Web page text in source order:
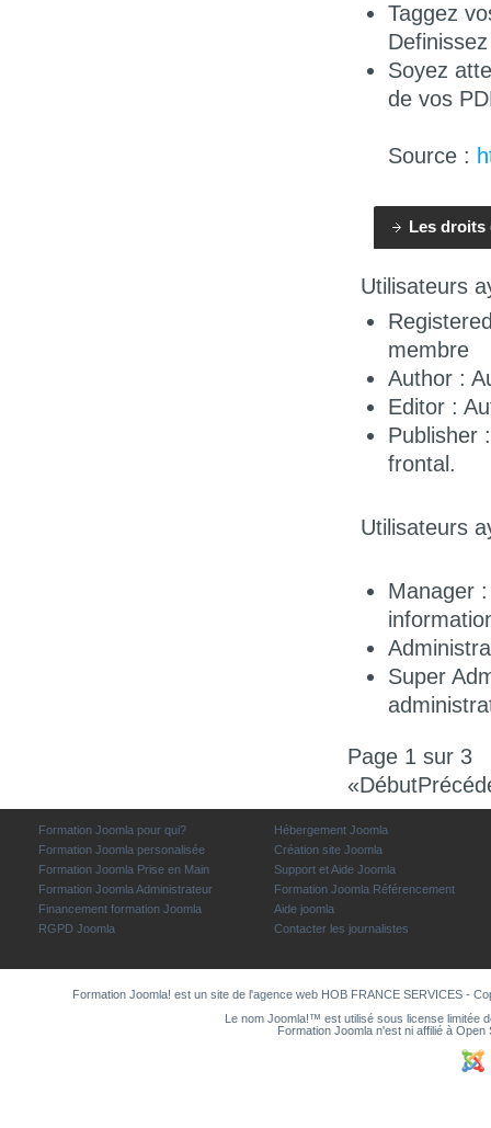
Taggez
Soyez
de vos
Source :
Les droits
Utilisateurs
membre
Author :
Editor :
Publisher
frontal.
Utilisateurs
Manager
Super
Page 1 sur 3
«Début
Formation Joomla pour qui?
Formation Joomla personalisée
Formation Joomla Prise en Main
Formation Joomla Administrateur
Financement formation Joomla
RGPD Joomla
Hébergement Joomla
Création site Joomla
Support et Aide Joomla
Formation Joomla Référencement
Aide joomla
Contacter les journalistes
Formation Joomla! est un site de l'agence web HOB FRANCE SERVICES-
Le nom Joomla!™ est utilisé sous license limitée
Formation Joomla n'est ni affilié à